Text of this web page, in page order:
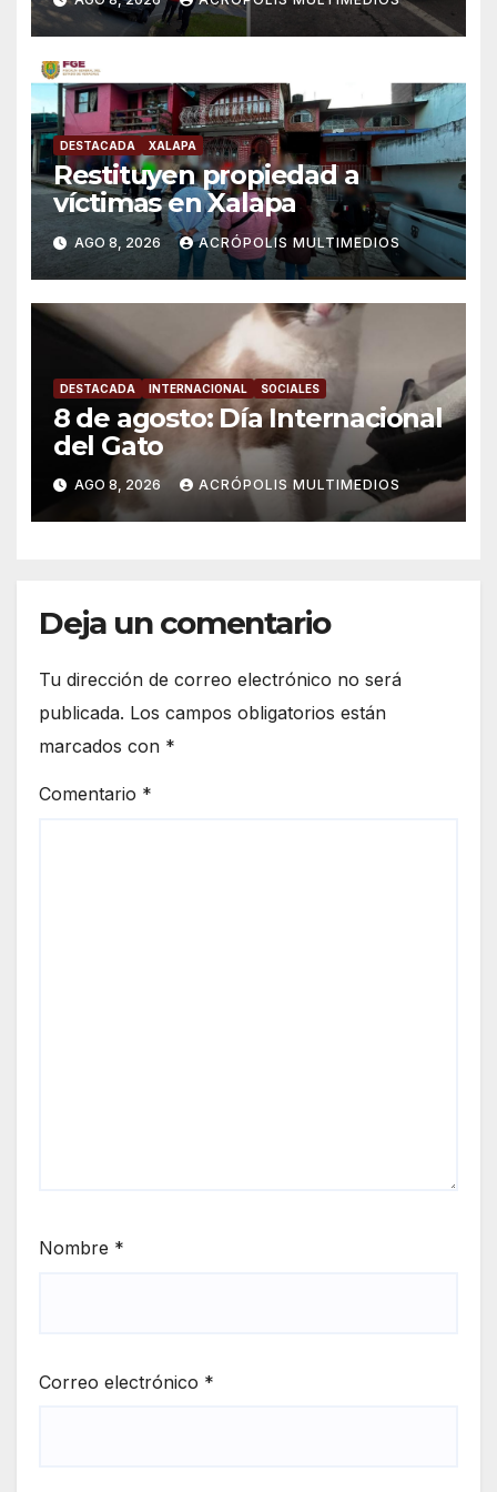
DESTACADA XALAPA
Restituyen propiedad a
víctimas en Xalapa
AGO 8, 2026 ACRÓPOLIS MULTIMEDIOS
DESTACADA INTERNACIONAL SOCIALES
8 de agosto: Día Internacional
del Gato
AGO 8, 2026 ACRÓPOLIS MULTIMEDIOS
Deja un comentario
Tu dirección de correo electrónico no será
publicada. Los campos obligatorios están
marcados con *
Comentario *
Nombre *
Correo electrónico *